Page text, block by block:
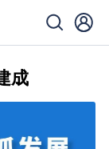
成